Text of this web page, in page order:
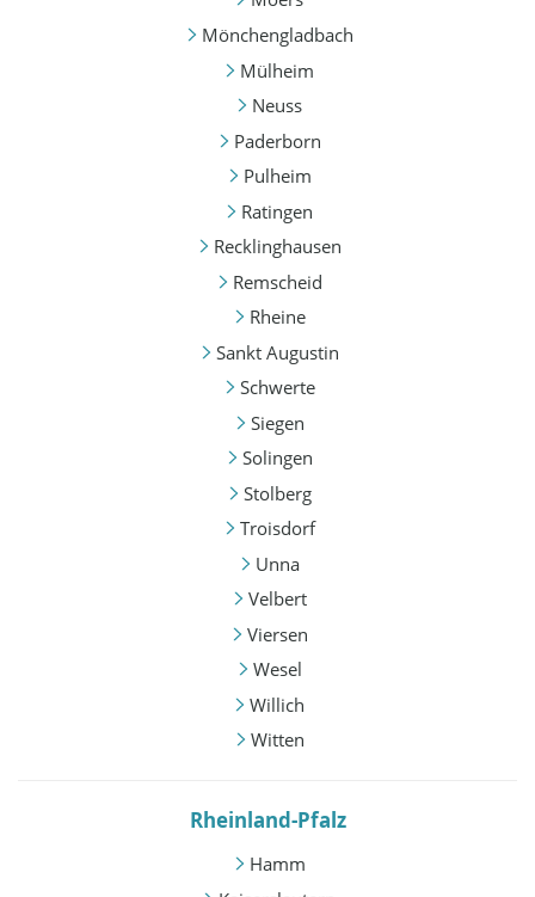
Mönchengladbach
Mülheim
Neuss
Paderborn
Pulheim
Ratingen
Recklinghausen
Remscheid
Rheine
Sankt Augustin
Schwerte
Siegen
Solingen
Stolberg
Troisdorf
Unna
Velbert
Viersen
Wesel
Willich
Witten
Rheinland-Pfalz
Hamm